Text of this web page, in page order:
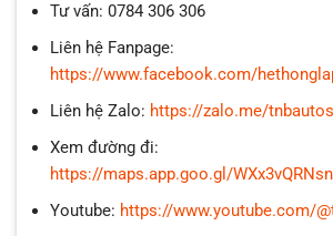
Tư vấn: 0784 306 306
Liên hệ Fanpage:
https://www.facebook.com/
Liên hệ Zalo: https://zalo.me/
Xem đường đi:
https://maps.app.goo.gl/
Youtube: https://www.youtube.com/